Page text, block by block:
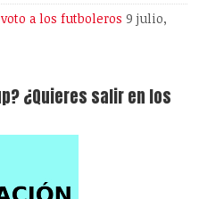
a los futboleros 9 julio,
los